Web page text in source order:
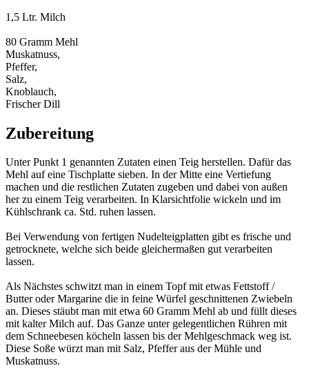
1,5 Ltr. Milch
80 Gramm Mehl
Muskatnuss,
Pfeffer,
Salz,
Knoblauch,
Frischer Dill
Zubereitung
Unter Punkt 1 genannten Zutaten einen Teig herstellen. Dafür das
Mehl auf eine Tischplatte sieben. In der Mitte eine Vertiefung
machen und die restlichen Zutaten zugeben und dabei von außen
her zu einem Teig verarbeiten. In Klarsichtfolie wickeln und im
Kühlschrank ca. Std. ruhen lassen.
Bei Verwendung von fertigen Nudelteigplatten gibt es frische und
getrocknete, welche sich beide gleichermaßen gut verarbeiten
lassen.
Als Nächstes schwitzt man in einem Topf mit etwas Fettstoff /
Butter oder Margarine die in feine Würfel geschnittenen Zwiebeln
an. Dieses stäubt man mit etwa 60 Gramm Mehl ab und füllt dieses
mit kalter Milch auf. Das Ganze unter gelegentlichen Rühren mit
dem Schneebesen köcheln lassen bis der Mehlgeschmack weg ist.
Diese Soße würzt man mit Salz, Pfeffer aus der Mühle und
Muskatnuss.